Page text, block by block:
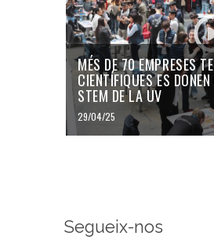
MÉS DE 70 EMPRESES
CIENTÍFIQUES ES
STEM DE LA UV
29/04/25
Segueix-nos